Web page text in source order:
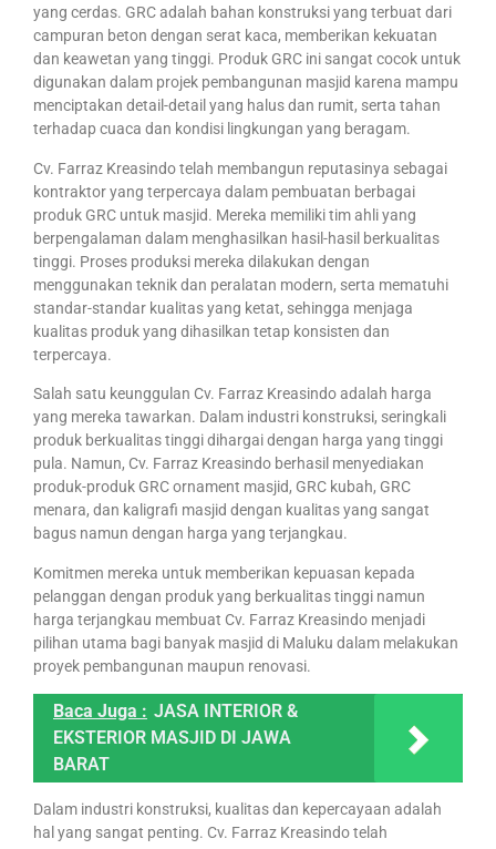
yang cerdas. GRC adalah bahan konstruksi yang terbuat dari
campuran beton dengan serat kaca, memberikan kekuatan
dan keawetan yang tinggi. Produk GRC ini sangat cocok untuk
digunakan dalam projek pembangunan masjid karena mampu
menciptakan detail-detail yang halus dan rumit, serta tahan
terhadap cuaca dan kondisi lingkungan yang beragam.
Cv. Farraz Kreasindo telah membangun reputasinya sebagai
kontraktor yang terpercaya dalam pembuatan berbagai
produk GRC untuk masjid. Mereka memiliki tim ahli yang
berpengalaman dalam menghasilkan hasil-hasil berkualitas
tinggi. Proses produksi mereka dilakukan dengan
menggunakan teknik dan peralatan modern, serta mematuhi
standar-standar kualitas yang ketat, sehingga menjaga
kualitas produk yang dihasilkan tetap konsisten dan
terpercaya.
Salah satu keunggulan Cv. Farraz Kreasindo adalah harga
yang mereka tawarkan. Dalam industri konstruksi, seringkali
produk berkualitas tinggi dihargai dengan harga yang tinggi
pula. Namun, Cv. Farraz Kreasindo berhasil menyediakan
produk-produk GRC ornament masjid, GRC kubah, GRC
menara, dan kaligrafi masjid dengan kualitas yang sangat
bagus namun dengan harga yang terjangkau.
Komitmen mereka untuk memberikan kepuasan kepada
pelanggan dengan produk yang berkualitas tinggi namun
harga terjangkau membuat Cv. Farraz Kreasindo menjadi
pilihan utama bagi banyak masjid di Maluku dalam melakukan
proyek pembangunan maupun renovasi.
Baca Juga : JASA INTERIOR &
EKSTERIOR MASJID DI JAWA
BARAT
Dalam industri konstruksi, kualitas dan kepercayaan adalah
hal yang sangat penting. Cv. Farraz Kreasindo telah